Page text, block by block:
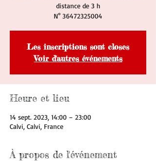
distance de 3 h
N° 36472325004
Les inscriptions sont closes
Voir d'autres événements
Heure et lieu
14 sept. 2023, 14:00 – 23:00
Calvi, Calvi, France
À propos de l'événement